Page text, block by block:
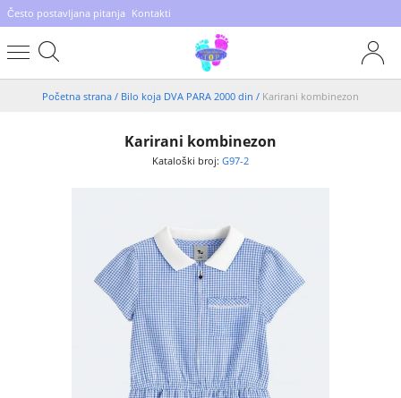
Često postavljana pitanja Kontakti
Početna strana / Bilo koja DVA PARA 2000 din / Karirani kombinezon
Karirani kombinezon
Kataloški broj: G97-2